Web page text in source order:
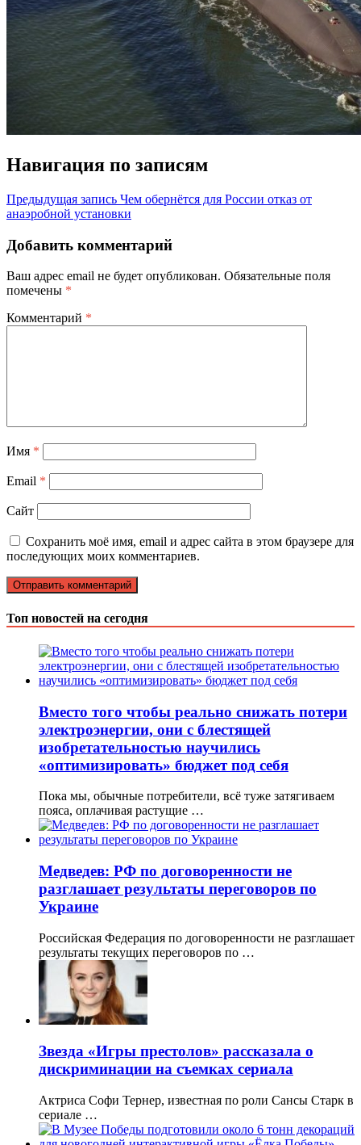
Навигация по записям
Предыдущая запись Чем обернётся для России отказ от
анаэробной установки
Добавить комментарий
Ваш адрес email не будет опубликован. Обязательные поля
помечены *
Комментарий *
Имя *
Email *
Сайт
Сохранить моё имя, email и адрес сайта в этом браузере для
последующих моих комментариев.
Топ новостей на сегодня
Вместо того чтобы реально снижать потери
электроэнергии, они с блестящей
изобретательностью научились
«оптимизировать» бюджет под себя
Пока мы, обычные потребители, всё туже затягиваем
пояса, оплачивая растущие …
Медведев: РФ по договоренности не
разглашает результаты переговоров по
Украине
Российская Федерация по договоренности не разглашает
результаты текущих переговоров по …
Звезда «Игры престолов» рассказала о
дискриминации на съемках сериала
Актриса Софи Тернер, известная по роли Сансы Старк в
сериале …